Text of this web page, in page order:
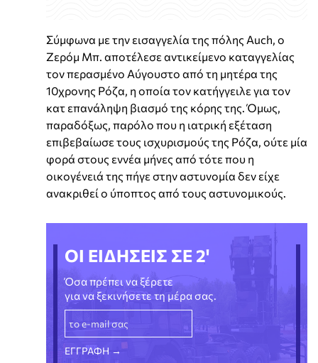
Σύμφωνα με την εισαγγελία της πόλης Auch, ο
Ζερόμ Μπ. αποτέλεσε αντικείμενο καταγγελίας
τον περασμένο Αύγουστο από τη μητέρα της
10χρονης Ρόζα, η οποία τον κατήγγειλε για τον
κατ επανάληψη βιασμό της κόρης της. Όμως,
παραδόξως, παρόλο που η ιατρική εξέταση
επιβεβαίωσε τους ισχυρισμούς της Ρόζα, ούτε μία
φορά στους εννέα μήνες από τότε που η
οικογένειά της πήγε στην αστυνομία δεν είχε
ανακριθεί ο ύποπτος από τους αστυνομικούς.
ΟΙ ΕΙΔΗΣΕΙΣ ΣΕ 2'
Όσα πρέπει να ξέρετε
για να ξεκινήσετε τη μέρα σας.